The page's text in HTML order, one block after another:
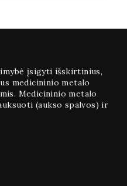
įsigyti išskirtinius,
medicininio metalo
Medicininio metalo
(aukso spalvos) ir